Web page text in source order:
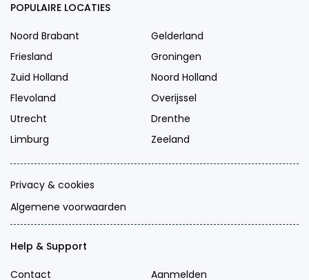
POPULAIRE LOCATIES
Noord Brabant
Gelderland
Friesland
Groningen
Zuid Holland
Noord Holland
Flevoland
Overijssel
Utrecht
Drenthe
Limburg
Zeeland
Privacy & cookies
Algemene voorwaarden
Help & Support
Contact Aanmelden